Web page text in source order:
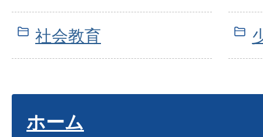
社会教育
ホーム